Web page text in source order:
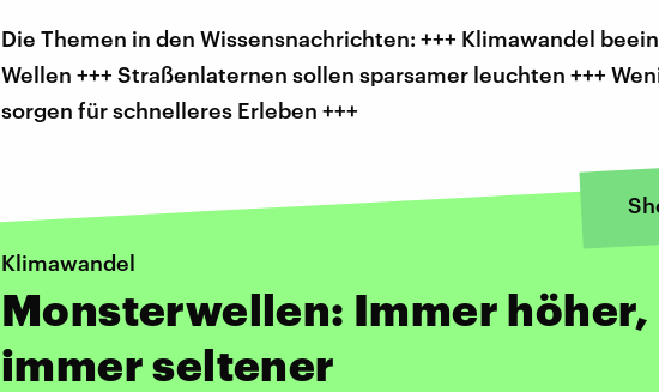
Die Themen in den Wissensnachrichten: +++ Klimawandel
Wellen +++ Straßenlaternen sollen sparsamer leuchten +++
sorgen für schnelleres Erleben +++
Klimawandel
Monsterwellen: Immer höher,
immer seltener